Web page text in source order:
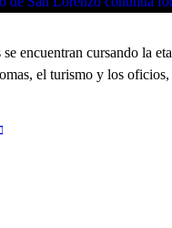
encuentran cursando la
el turismo y los